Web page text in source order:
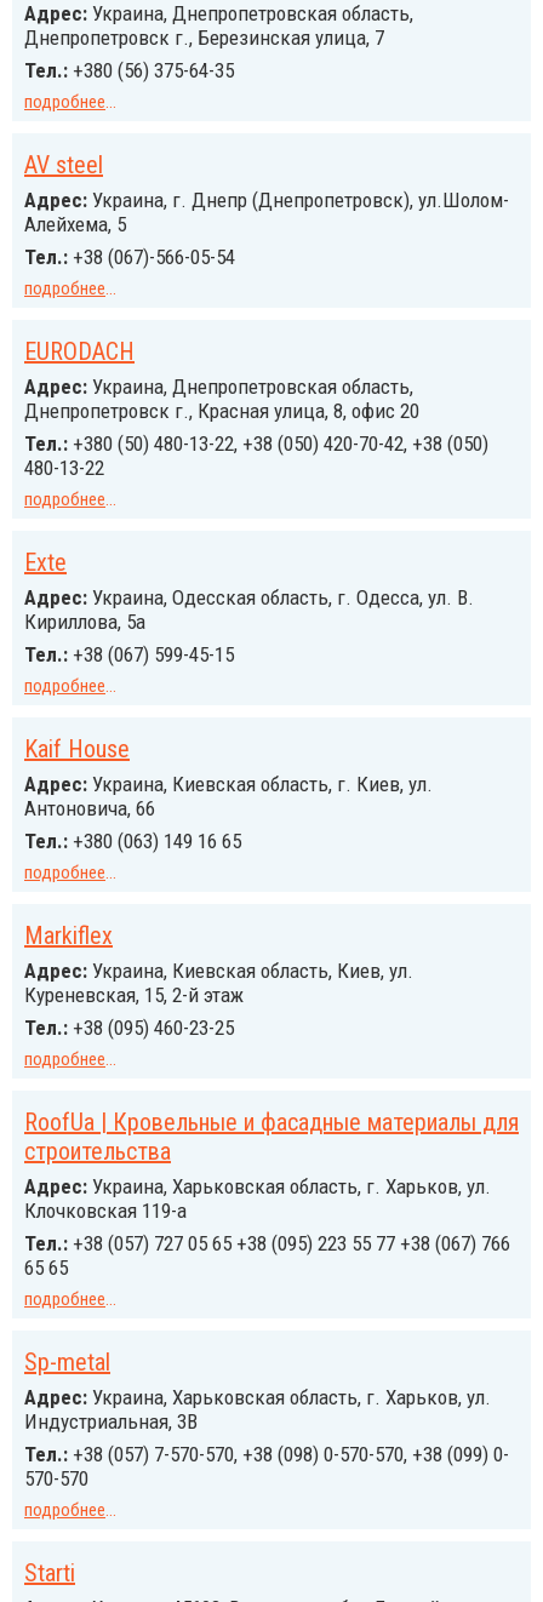
Адрес: Украина, Днепропетровская область,
Днепропетровск г., Березинская улица, 7
Тел.: +380 (56) 375-64-35
подробнее...
AV steel
Адрес: Украина, г. Днепр (Днепропетровск), ул.Шолом-
Алейхема, 5
Тел.: +38 (067)-566-05-54
подробнее...
EURODACH
Адрес: Украина, Днепропетровская область,
Днепропетровск г., Красная улица, 8, офис 20
Тел.: +380 (50) 480-13-22, +38 (050) 420-70-42, +38 (050)
480-13-22
подробнее...
Exte
Адрес: Украина, Одесская область, г. Одесса, ул. В.
Кириллова, 5а
Тел.: +38 (067) 599-45-15
подробнее...
Kaif House
Адрес: Украина, Киевская область, г. Киев, ул.
Антоновича, 66
Тел.: +380 (063) 149 16 65
подробнее...
Markiflex
Адрес: Украина, Киевская область, Киев, ул.
Куреневская, 15, 2-й этаж
Тел.: +38 (095) 460-23-25
подробнее...
RoofUa | Кровельные и фасадные материалы для
строительства
Адрес: Украина, Харьковская область, г. Харьков, ул.
Клочковская 119-а
Тел.: +38 (057) 727 05 65 +38 (095) 223 55 77 +38 (067) 766
65 65
подробнее...
Sp-metal
Адрес: Украина, Харьковская область, г. Харьков, ул.
Индустриальная, 3В
Тел.: +38 (057) 7-570-570, +38 (098) 0-570-570, +38 (099) 0-
570-570
подробнее...
Starti